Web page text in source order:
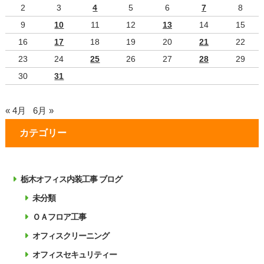
2 3 4 5 6 7
8
9
10 11 12 13 14
15
16
17 18 19 20 21
22
23
24 25 26 27 28
29
30
31
« 4月 6月 »
カテゴリー
栃木オフィス内装工事 ブログ
未分類
ＯＡフロア工事
オフィスクリーニング
オフィスセキュリティー